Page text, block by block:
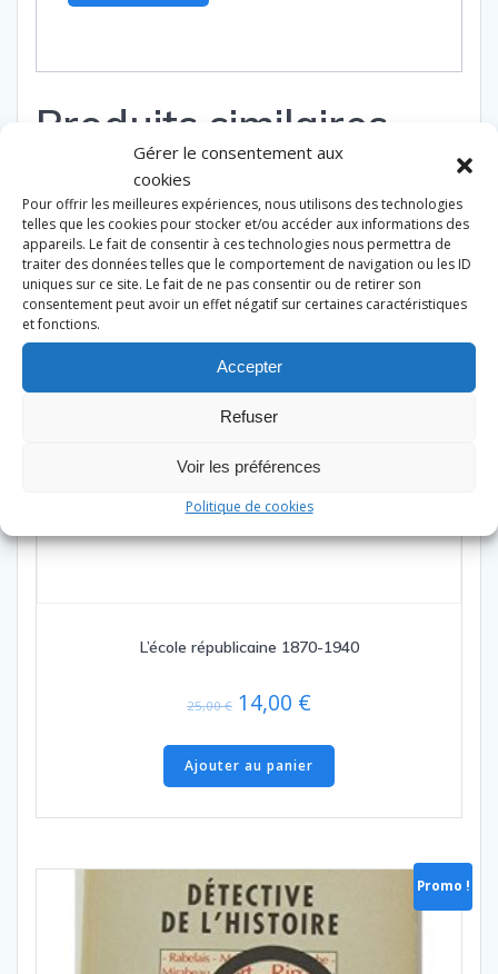
Gérer le consentement aux
cookies
Pour offrir les meilleures expériences, nous utilisons des technologies
telles que les cookies pour stocker et/ou accéder aux informations des
appareils. Le fait de consentir à ces technologies nous permettra de
traiter des données telles que le comportement de navigation ou les ID
uniques sur ce site. Le fait de ne pas consentir ou de retirer son
consentement peut avoir un effet négatif sur certaines caractéristiques
et fonctions.
Accepter
Refuser
Voir les préférences
Politique de cookies
Produits similaires
Promo !
L’école républicaine 1870-1940
25,00€ Le
initial
était :
25,00 €.
14,00 €
actuel
est :
14,00 €.
Ajouter au panier
Promo !